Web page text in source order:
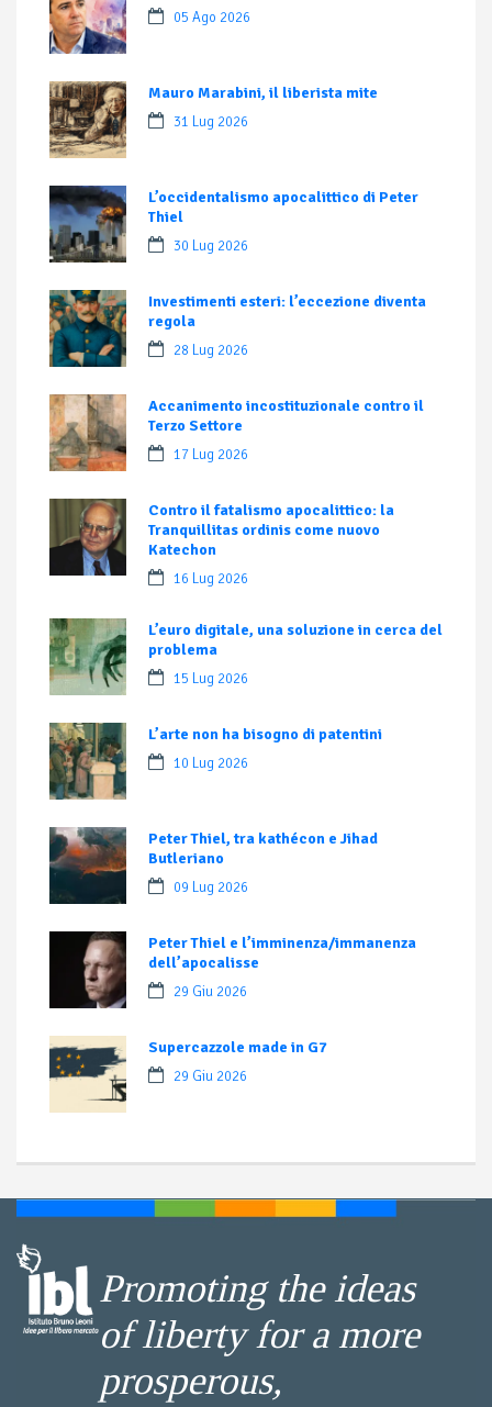
05 Ago 2026
Mauro Marabini, il liberista mite
31 Lug 2026
L’occidentalismo apocalittico di Peter
Thiel
30 Lug 2026
Investimenti esteri: l’eccezione diventa
regola
28 Lug 2026
Accanimento incostituzionale contro il
Terzo Settore
17 Lug 2026
Contro il fatalismo apocalittico: la
Tranquillitas ordinis come nuovo
Katechon
16 Lug 2026
L’euro digitale, una soluzione in cerca del
problema
15 Lug 2026
L’arte non ha bisogno di patentini
10 Lug 2026
Peter Thiel, tra kathécon e Jihad
Butleriano
09 Lug 2026
Peter Thiel e l’imminenza/immanenza
dell’apocalisse
29 Giu 2026
Supercazzole made in G7
29 Giu 2026
Promoting the ideas
of liberty for a more
prosperous,